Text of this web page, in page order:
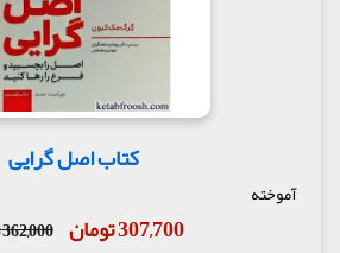
کتاب اصل گرایی
آموخته
307,700 تومان 362,000 تومان